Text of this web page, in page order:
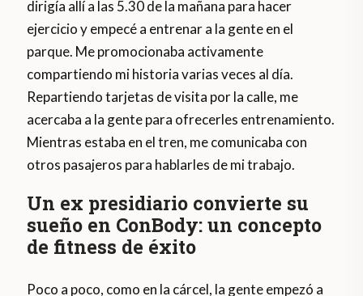
dirigía allí a las 5.30 de la mañana para hacer
ejercicio y empecé a entrenar a la gente en el
parque. Me promocionaba activamente
compartiendo mi historia varias veces al día.
Repartiendo tarjetas de visita por la calle, me
acercaba a la gente para ofrecerles entrenamiento.
Mientras estaba en el tren, me comunicaba con
otros pasajeros para hablarles de mi trabajo.
Un ex presidiario convierte su
sueño en ConBody: un concepto
de fitness de éxito
Poco a poco, como en la cárcel, la gente empezó a